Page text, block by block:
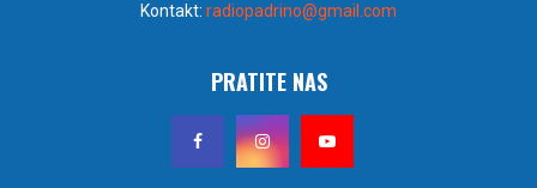
Kontakt: radiopadrino@gmail.com
PRATITE NAS